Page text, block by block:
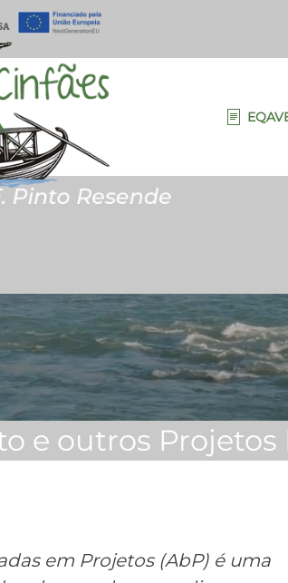
e outros
em Projetos (AbP) é uma